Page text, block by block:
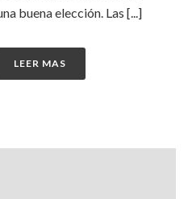
buena elección. Las [...]
LEER MAS